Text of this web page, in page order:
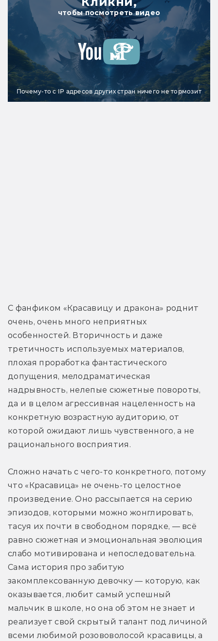
чтобы посмотреть видео
Почему-то с IP адресов других стран ничего не тормозит
С фанфиком «Красавицу и дракона» роднит
очень, очень много неприятных
особенностей. Вторичность и даже
третичность используемых материалов,
плохая проработка фантастического
допущения, мелодраматическая
надрывность, нелепые сюжетные повороты,
да и в целом агрессивная нацеленность на
конкретную возрастную аудиторию, от
которой ожидают лишь чувственного, а не
рационального восприятия.
Сложно начать с чего-то конкретного, потому
что «Красавица» не очень-то целостное
произведение. Оно рассыпается на серию
эпизодов, которыми можно жонглировать,
тасуя их почти в свободном порядке, — всё
равно сюжетная и эмоциональная эволюция
слабо мотивирована и непоследовательна.
Сама история про забитую
закомплексованную девочку — которую, как
оказывается, любит самый успешный
мальчик в школе, но она об этом не знает и
реализует свой скрытый талант под личиной
всеми любимой розововолосой красавицы, а